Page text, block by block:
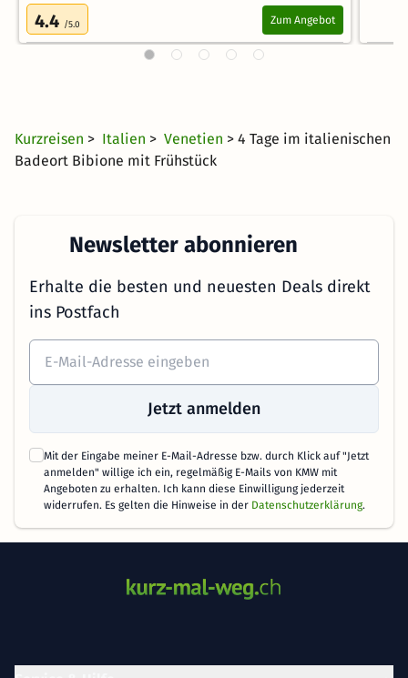
4.4 /5.0 Zum Angebot
Kurzreisen > Italien > Venetien > 4 Tage im italienischen
Badeort Bibione mit Frühstück
Newsletter abonnieren
Erhalte die besten und neuesten Deals direkt
ins Postfach
Jetzt anmelden
Mit der Eingabe meiner E-Mail-Adresse bzw. durch Klick auf "Jetzt
anmelden" willige ich ein, regelmäßig E-Mails von KMW mit
Angeboten zu erhalten. Ich kann diese Einwilligung jederzeit
widerrufen. Es gelten die Hinweise in der Datenschutzerklärung.